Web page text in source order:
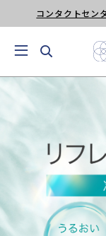
コンタクトセン